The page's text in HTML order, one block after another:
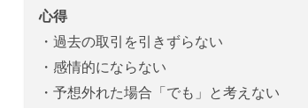
心得
・過去の取引を引きずらない
・感情的にならない
・予想外れた場合「でも」と考えない